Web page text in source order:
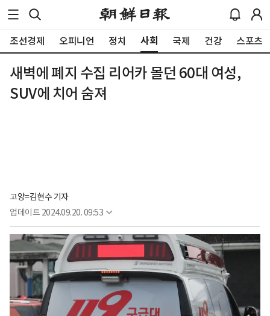
조선경제 오피니언 정치 사회 국제 건강 스포츠
새벽에 폐지 수집 리어카 몰던 60대 여성,
SUV에 치어 숨져
고양=김현수 기자
업데이트 2024.09.20. 09:53